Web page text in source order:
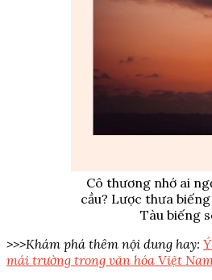
Cô thương nhớ ai
cầu? Lược thưa
Tàu biếng
>>>Khám phá thêm nội dung hay:
mái trường trong văn hóa Việt